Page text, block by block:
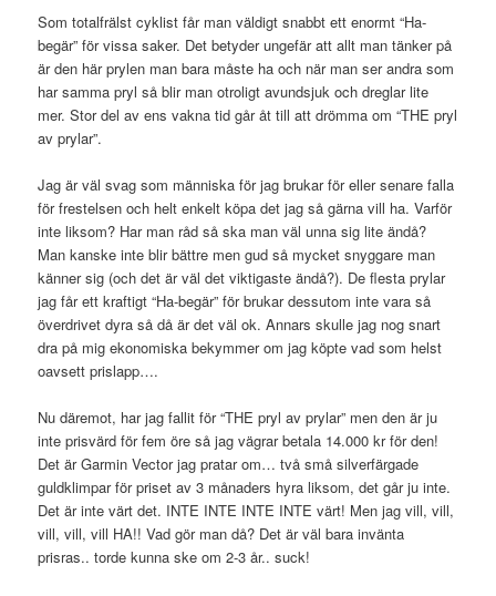
Som totalfrälst cyklist får man väldigt snabbt ett enormt “Ha-
begär” för vissa saker. Det betyder ungefär att allt man tänker på
är den här prylen man bara måste ha och när man ser andra som
har samma pryl så blir man otroligt avundsjuk och dreglar lite
mer. Stor del av ens vakna tid går åt till att drömma om “THE pryl
av prylar”.
Jag är väl svag som människa för jag brukar för eller senare falla
för frestelsen och helt enkelt köpa det jag så gärna vill ha. Varför
inte liksom? Har man råd så ska man väl unna sig lite ändå?
Man kanske inte blir bättre men gud så mycket snyggare man
känner sig (och det är väl det viktigaste ändå?). De flesta prylar
jag får ett kraftigt “Ha-begär” för brukar dessutom inte vara så
överdrivet dyra så då är det väl ok. Annars skulle jag nog snart
dra på mig ekonomiska bekymmer om jag köpte vad som helst
oavsett prislapp….
Nu däremot, har jag fallit för “THE pryl av prylar” men den är ju
inte prisvärd för fem öre så jag vägrar betala 14.000 kr för den!
Det är Garmin Vector jag pratar om… två små silverfärgade
guldklimpar för priset av 3 månaders hyra liksom, det går ju inte.
Det är inte värt det. INTE INTE INTE INTE värt! Men jag vill, vill,
vill, vill, vill HA!! Vad gör man då? Det är väl bara invänta
prisras.. torde kunna ske om 2-3 år.. suck!